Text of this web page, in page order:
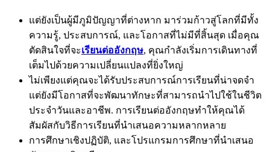
แต่ยังเป็นผู้มีภูมิปัญญาที่ต่างหาก มาร่วมก้าวสู่โลกที่มีทั้ง
ความรู้, ประสบการณ์, และโอกาสที่ไม่มีที่สิ้นสุด เมื่อคุณ
ตัดสินใจที่จะเรียนต่ออังกฤษ, คุณกำลังเริ่มการเดินทางที่
เต็มไปด้วยความเปลี่ยนแปลงที่ยิ่งใหญ่
ไม่เพียงแต่คุณจะได้รับประสบการณ์การเรียนที่น่าจดจำ
แต่ยังมีโอกาสที่จะพัฒนาทักษะที่สามารถนำไปใช้ในชีวิต
ประจำวันและอาชีพ. การเรียนต่ออังกฤษทำให้คุณได้
สัมผัสกับวิธีการเรียนที่นำเสนอความหลากหลาย
การศึกษาเชิงปฏิบัติ, และโปรแกรมการศึกษาที่นำเสนอ